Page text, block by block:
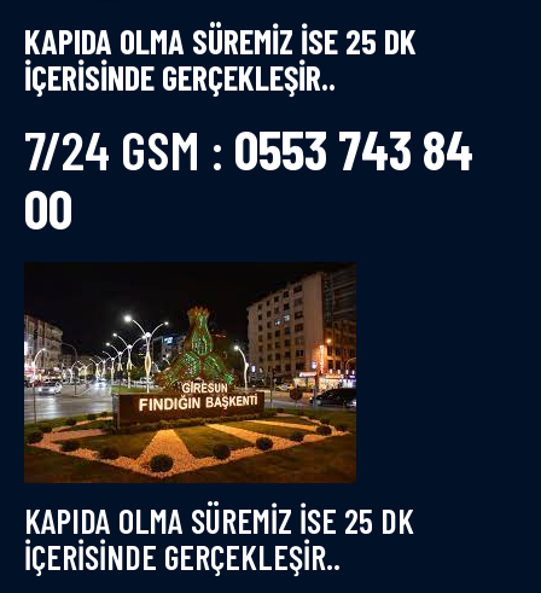
KAPIDA OLMA SÜREMİZ İSE 25 DK
İÇERİSİNDE GERÇEKLEŞİR..
7/24 GSM : 0553 743 84
00
KAPIDA OLMA SÜREMİZ İSE 25 DK
İÇERİSİNDE GERÇEKLEŞİR..